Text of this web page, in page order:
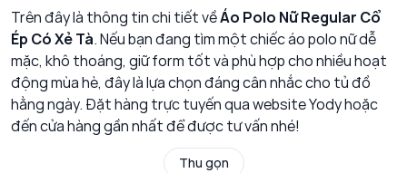
Trên đây là thông tin chi tiết vềÁo Polo Nữ Regular Cổ
Ép Có Xẻ Tà. Nếu bạn đang tìm một chiếc áo polo nữ dễ
mặc, khô thoáng, giữ form tốt và phù hợp cho nhiều hoạt
động mùa hè, đây là lựa chọn đáng cân nhắc cho tủ đồ
hằng ngày. Đặt hàng trực tuyến qua website Yody hoặc
đến cửa hàng gần nhất để được tư vấn nhé!
Thu gọn